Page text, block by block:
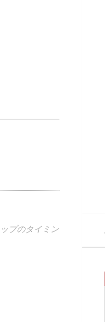
プのタイミン